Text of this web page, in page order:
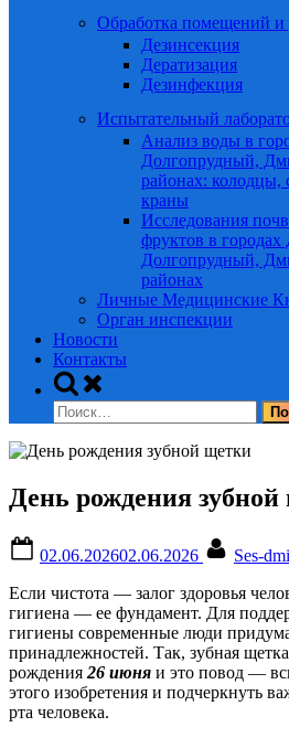
Обработка помещений и
Дезинсекция
Дератизация
Дезинфекция
Испытательный
Анализ воды в
Долгопрудный,
районах:
краны
Исследования
фруктов в
Долгопрудный,
районах
Личные Медицинские
Орган инспекции
Новости
Контакты
Toggle
search
form
Найти:
День рождения
on
02.06.202602.06.2026
Ses-
Если чистота — залог здоровья
гигиена — ее фундамент. Для
гигиены современные люди
принадлежностей. Так, зубная
рождения 26 июня и это повод —
этого изобретения и подчеркнуть
рта человека.